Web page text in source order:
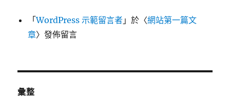
「WordPress 示範留言者 」於〈網站第一篇文
章〉發佈留言
彙整